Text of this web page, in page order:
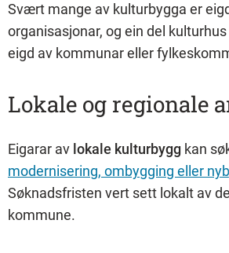
Svært mange av kulturbygga er
organisasjonar, og ein del
eigd av kommunar eller
Lokale og regionale
Eigarar av lokale kulturbygg kan
modernisering, ombygging eller
Søknadsfristen vert sett lokalt av
kommune.